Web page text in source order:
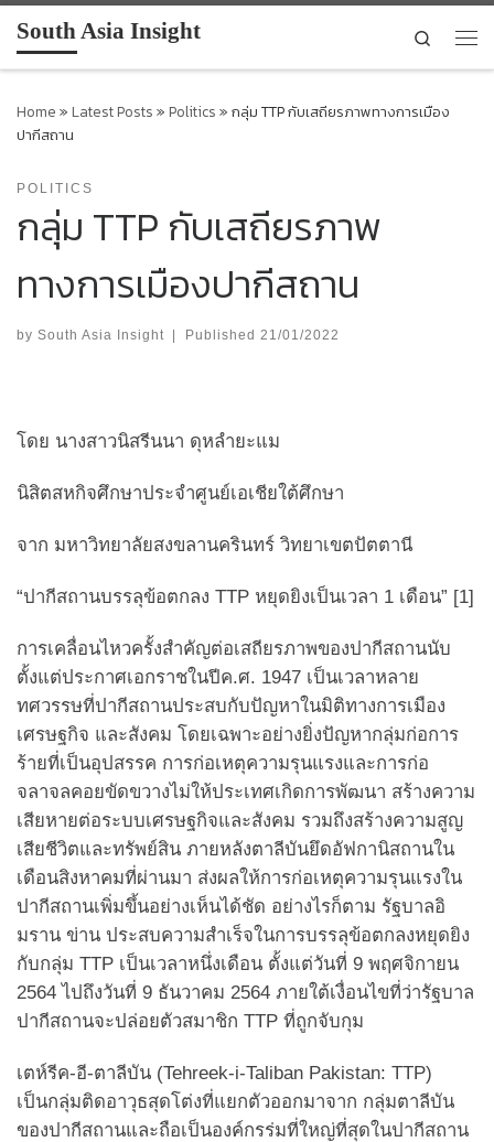
Skip to content
South Asia Insight Search
Home » Latest Posts » Politics » กลุ่ม TTP กับเสถียรภาพทางการเมือง
ปากีสถาน
POLITICS
กลุ่ม TTP กับเสถียรภาพ
ทางการเมืองปากีสถาน
by South Asia Insight | Published 21/01/2022
โดย นางสาวนิสรีนนา ดุหลำยะแม
นิสิตสหกิจศึกษาประจำศูนย์เอเชียใต้ศึกษา
จาก มหาวิทยาลัยสงขลานครินทร์ วิทยาเขตปัตตานี
“ปากีสถานบรรลุข้อตกลง TTP หยุดยิงเป็นเวลา 1 เดือน” [1]
การเคลื่อนไหวครั้งสำคัญต่อเสถียรภาพของปากีสถานนับ
ตั้งแต่ประกาศเอกราชในปีค.ศ. 1947 เป็นเวลาหลาย
ทศวรรษที่ปากีสถานประสบกับปัญหาในมิติทางการเมือง
เศรษฐกิจ และสังคม โดยเฉพาะอย่างยิ่งปัญหากลุ่มก่อการ
ร้ายที่เป็นอุปสรรค การก่อเหตุความรุนแรงและการก่อ
จลาจลคอยขัดขวางไม่ให้ประเทศเกิดการพัฒนา สร้างความ
เสียหายต่อระบบเศรษฐกิจและสังคม รวมถึงสร้างความสูญ
เสียชีวิตและทรัพย์สิน ภายหลังตาลีบันยึดอัฟกานิสถานใน
เดือนสิงหาคมที่ผ่านมา ส่งผลให้การก่อเหตุความรุนแรงใน
ปากีสถานเพิ่มขึ้นอย่างเห็นได้ชัด อย่างไรก็ตาม รัฐบาลอิ
มราน ข่าน ประสบความสำเร็จในการบรรลุข้อตกลงหยุดยิง
กับกลุ่ม TTP เป็นเวลาหนึ่งเดือน ตั้งแต่วันที่ 9 พฤศจิกายน
2564 ไปถึงวันที่ 9 ธันวาคม 2564 ภายใต้เงื่อนไขที่ว่ารัฐบาล
ปากีสถานจะปล่อยตัวสมาชิก TTP ที่ถูกจับกุม
เตห์รีค-อี-ตาลีบัน (Tehreek-i-Taliban Pakistan: TTP)
เป็นกลุ่มติดอาวุธสุดโต่งที่แยกตัวออกมาจาก กลุ่มตาลีบัน
ของปากีสถานและถือเป็นองค์กรร่มที่ใหญ่ที่สุดในปากีสถาน